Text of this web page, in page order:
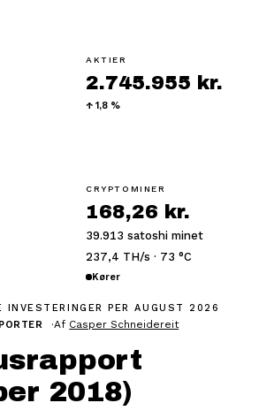
AKTIER
2.745.955 kr.
↑ 1,8 %
CRYPTOMINER
168,26 kr.
39.913 satoshi minet
237,4 TH/s · 73 °C
Kører
INVESTERINGERPER AUGUST 2026
·Af Casper Schneidereit
2018)